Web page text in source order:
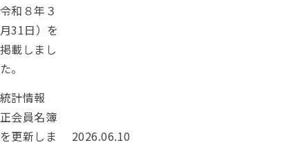
令和８年３
月31日）を
掲載しまし
た。
カテゴリー：
統計情報
正会員名簿
を更新しま
投稿日：
2026.06.10